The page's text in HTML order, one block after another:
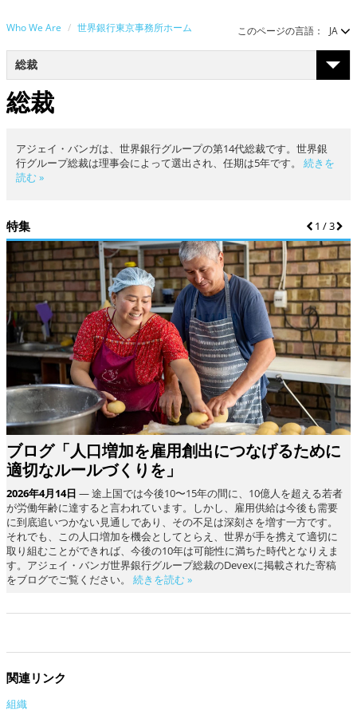
Who We Are 世界銀行東京事務所ホーム このページの言語： JA
総裁
総裁
アジェイ・バンガは、世界銀行グループの第14代総裁です。世界銀
行グループ総裁は理事会によって選出され、任期は5年です。 続きを
読む »
特集
前
へ
1 /3次
へ
ブログ「人口増加を雇用創出につなげるために
適切なルールづくりを」
2026年4月14日 — 途上国では今後10〜15年の間に、10億人を超える若者
が労働年齢に達すると言われています。しかし、雇用供給は今後も需要
に到底追いつかない見通しであり、その不足は深刻さを増す一方です。
それでも、この人口増加を機会としてとらえ、世界が手を携えて適切に
取り組むことができれば、今後の10年は可能性に満ちた時代となりえま
す。アジェイ・バンガ世界銀行グループ総裁のDevexに掲載された寄稿
をブログでご覧ください。 続きを読む »
関連リンク
組織